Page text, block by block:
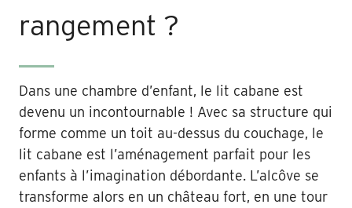
rangement ?
Dans une chambre d’enfant, le lit cabane est
devenu un incontournable ! Avec sa structure qui
forme comme un toit au-dessus du couchage, le
lit cabane est l’aménagement parfait pour les
enfants à l’imagination débordante. L’alcôve se
transforme alors en un château fort, en une tour